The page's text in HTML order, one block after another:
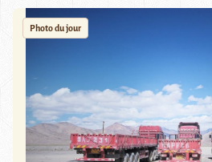
Photo du jour